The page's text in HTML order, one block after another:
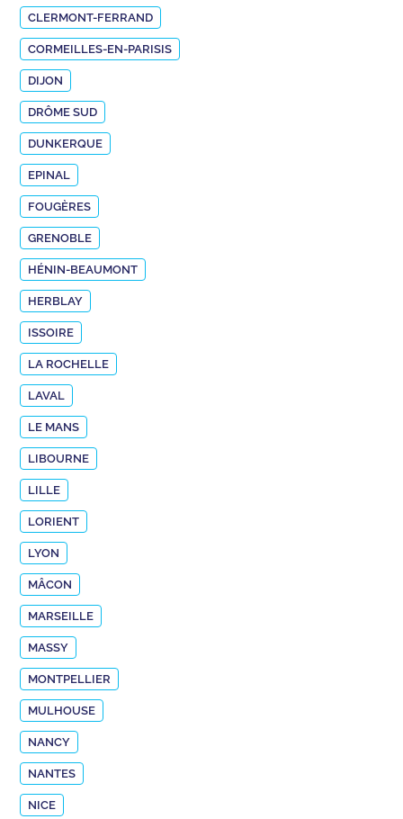
CLERMONT-FERRAND
CORMEILLES-EN-PARISIS
DIJON
DRÔME SUD
DUNKERQUE
EPINAL
FOUGÈRES
GRENOBLE
HÉNIN-BEAUMONT
HERBLAY
ISSOIRE
LA ROCHELLE
LAVAL
LE MANS
LIBOURNE
LILLE
LORIENT
LYON
MÂCON
MARSEILLE
MASSY
MONTPELLIER
MULHOUSE
NANCY
NANTES
NICE